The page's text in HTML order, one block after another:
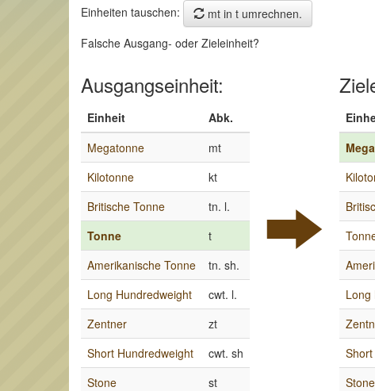
Einheiten tauschen:
mt in t umrechnen.
Falsche Ausgang- oder Zieleinheit?
Ausgangseinheit:
Einheit
Abk.
Megatonne
mt
Kilotonne
kt
Britische Tonne
tn. l.
Tonne
t
Amerikanische Tonne
tn. sh.
Long Hundredweight
cwt. l.
Zentner
zt
Short Hundredweight
cwt. sh
Stone
st
Long
Stone